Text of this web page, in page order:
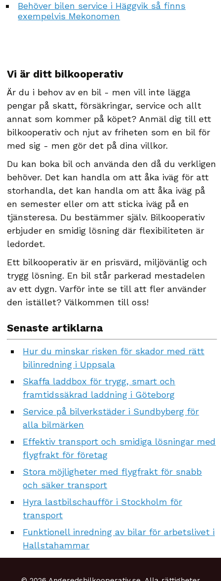
Behöver bilen service i Häggvik så finns
exempelvis Mekonomen
Vi är ditt bilkooperativ
Är du i behov av en bil - men vill inte lägga
pengar på skatt, försäkringar, service och allt
annat som kommer på köpet? Anmäl dig till ett
bilkooperativ och njut av friheten som en bil för
med sig - men gör det på dina villkor.
Du kan boka bil och använda den då du verkligen
behöver. Det kan handla om att åka iväg för att
storhandla, det kan handla om att åka iväg på
en semester eller om att sticka iväg på en
tjänsteresa. Du bestämmer själv. Bilkooperativ
erbjuder en smidig lösning där flexibiliteten är
ledordet.
Ett bilkooperativ är en prisvärd, miljövänlig och
trygg lösning. En bil står parkerad mestadelen
av ett dygn. Varför inte se till att fler använder
den istället? Välkommen till oss!
Senaste artiklarna
Hur du minskar risken för skador med rätt
bilinredning i Uppsala
Skaffa laddbox för trygg, smart och
framtidssäkrad laddning i Göteborg
Service på bilverkstäder i Sundbyberg för
alla bilmärken
Effektiv transport och smidiga lösningar med
flygfrakt för företag
Stora möjligheter med flygfrakt för snabb
och säker transport
Hyra lastbilschaufför i Stockholm för
transport
Funktionell inredning av bilar för arbetslivet i
Hallstahammar